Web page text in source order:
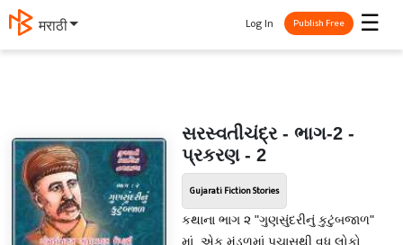
मराठी ☰
Log In Publish Free
સરસ્વતીચંદ્ર - ભાગ-2 -
પ્રકરણ - 2
Gujarati Fiction Stories
કથાના ભાગ ૨ "ગુણસુંદરીનું કુટુંબજાળ"
માં, એક મંડળમાં પચાસથી વધુ લોકો